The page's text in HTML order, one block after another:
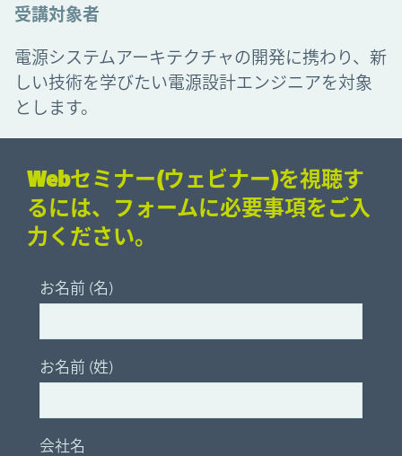
受講対象者
電源システムアーキテクチャの開発に携わり、新
しい技術を学びたい電源設計エンジニアを対象
とします。
Webセミナー(ウェビナー)を視聴す
るには、フォームに必要事項をご入
力ください。
お名前 (名)
お名前 (姓)
会社名